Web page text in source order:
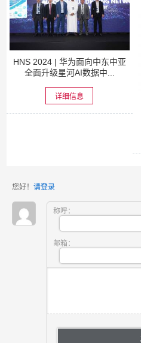
HNS 2024 | 华为面向中东中亚
全面升级星河AI数据中...
详细信息
您好！ 请登录
称呼：
邮箱：